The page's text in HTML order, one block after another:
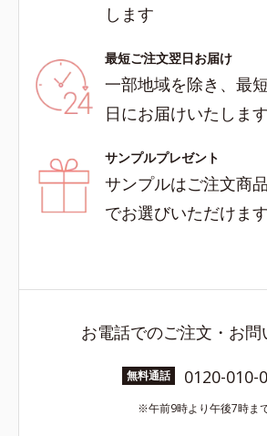
します
最短ご注文翌日お届け
一部地域を除き、最
日にお届けいたします
サンプルプレゼント
サンプルはご注文商
でお選びいただけます
お電話でのご注文・お問
無料通話 0120-010-
午前9時より午後7時ま